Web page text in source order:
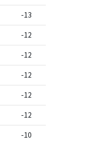
-13
-12
-12
-12
-12
-12
-10